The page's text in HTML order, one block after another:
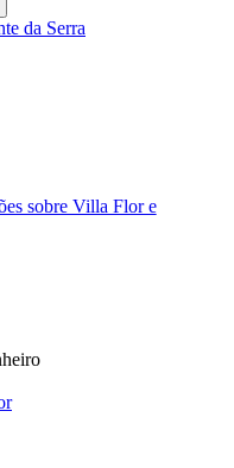
da Serra
sobre Villa Flor e